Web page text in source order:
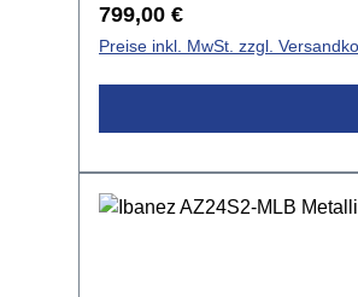
modernstem Equipment
Mit der Vision-Serie
sie auf höchstem Niveau
DrahtBecherdurchmesser:
Wasserklappeninklusive
Regulärer Preis:
799,00 €
Preise inkl. MwSt. zzgl.